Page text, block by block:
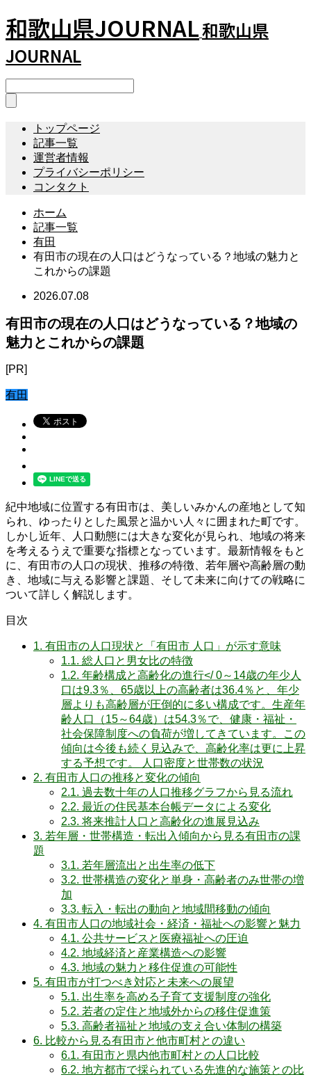
和歌山県JOURNAL和歌山県
JOURNAL
トップページ
記事一覧
運営者情報
プライバシーポリシー
コンタクト
ホーム
記事一覧
有田
有田市の現在の人口はどうなっている？地域の魅力と
これからの課題
2026.07.08
有田市の現在の人口はどうなっている？地域の
魅力とこれからの課題
[PR]
有田
紀中地域に位置する有田市は、美しいみかんの産地として知
られ、ゆったりとした風景と温かい人々に囲まれた町です。
しかし近年、人口動態には大きな変化が見られ、地域の将来
を考えるうえで重要な指標となっています。最新情報をもと
に、有田市の人口の現状、推移の特徴、若年層や高齢層の動
き、地域に与える影響と課題、そして未来に向けての戦略に
ついて詳しく解説します。
目次
1. 有田市の人口現状と「有田市 人口」が示す意味
1.1. 総人口と男女比の特徴
1.2. 年齢構成と高齢化の進行</ 0～14歳の年少人
口は9.3％、65歳以上の高齢者は36.4％と、年少
層よりも高齢層が圧倒的に多い構成です。生産年
齢人口（15～64歳）は54.3％で、健康・福祉・
社会保障制度への負荷が増してきています。この
傾向は今後も続く見込みで、高齢化率は更に上昇
する予想です。 人口密度と世帯数の状況
2. 有田市人口の推移と変化の傾向
2.1. 過去数十年の人口推移グラフから見る流れ
2.2. 最近の住民基本台帳データによる変化
2.3. 将来推計人口と高齢化の進展見込み
3. 若年層・世帯構造・転出入傾向から見る有田市の課
題
3.1. 若年層流出と出生率の低下
3.2. 世帯構造の変化と単身・高齢者のみ世帯の増
加
3.3. 転入・転出の動向と地域間移動の傾向
4. 有田市人口の地域社会・経済・福祉への影響と魅力
4.1. 公共サービスと医療福祉への圧迫
4.2. 地域経済と産業構造への影響
4.3. 地域の魅力と移住促進の可能性
5. 有田市が打つべき対応と未来への展望
5.1. 出生率を高める子育て支援制度の強化
5.2. 若者の定住と地域外からの移住促進策
5.3. 高齢者福祉と地域の支え合い体制の構築
6. 比較から見る有田市と他市町村との違い
6.1. 有田市と県内他市町村との人口比較
6.2. 地方都市で採られている先進的な施策との比